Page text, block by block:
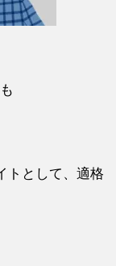
トとして、適格